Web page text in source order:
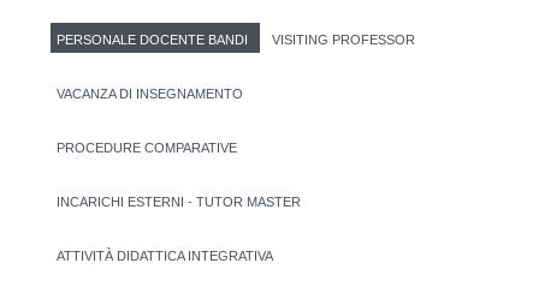
PERSONALE DOCENTE BANDI VISITING PROFESSOR
VACANZA DI INSEGNAMENTO
PROCEDURE COMPARATIVE
INCARICHI ESTERNI - TUTOR MASTER
ATTIVITÀ DIDATTICA INTEGRATIVA